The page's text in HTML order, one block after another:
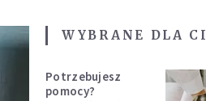
WYBRANE DLA
Potrzebujesz
pomocy?